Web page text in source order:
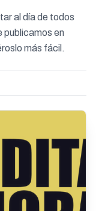
al día de todos
publicamos en
más fácil.